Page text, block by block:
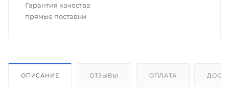
Гарантия качества
прямые поставки
ОПИСАНИЕ ОТЗЫВЫ ОПЛАТА